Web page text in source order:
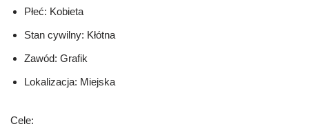
Płeć: Kobieta
Stan cywilny: Kłótna
Zawód: Grafik
Lokalizacja: Miejska
Cele: